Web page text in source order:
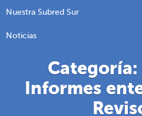
Nuestra Subred Sur
Noticias
Categoría:
Informes